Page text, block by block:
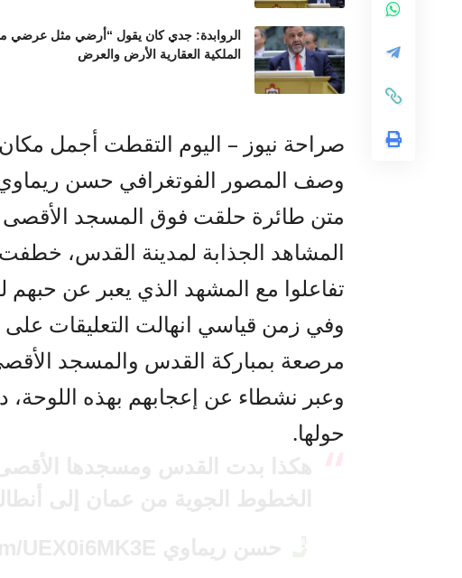
الروابدة: جدي كان يقول “أرضي مثل عرضي ما
الملكية العقارية الأرض والعرض
صراحة نيوز – اليوم التقطت أجمل
وصف المصور الفوتغرافي حسن
متن طائرة حلقت فوق المسجد الأقصى
المشاهد الجذابة لمدينة القدس،
تفاعلوا مع المشهد الذي يعبر عن حبهم
وفي زمن قياسي انهالت التعليقات على
مرصعة بمباركة القدس والمسجد
وعبر نشطاء عن إعجابهم بهذه
حولها.